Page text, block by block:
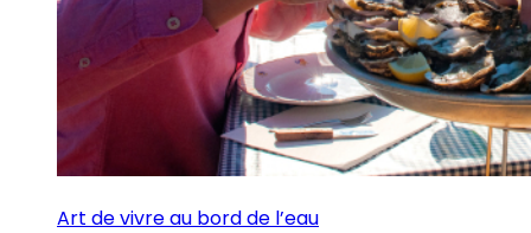
Art de vivre au bord de l’eau